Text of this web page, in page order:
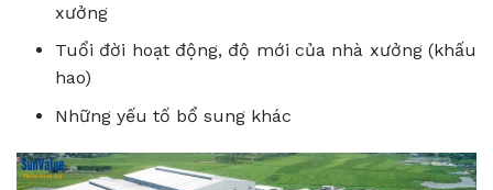
xưởng
Tuổi đời hoạt động, độ mới của nhà xưởng (khấu
hao)
Những yếu tố bổ sung khác